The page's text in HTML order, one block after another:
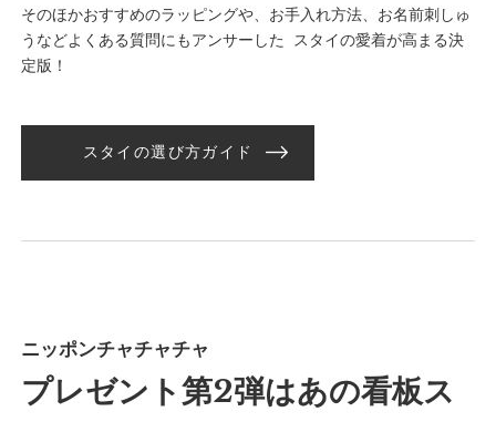
そのほかおすすめのラッピングや、お手入れ方法、お名前刺しゅ
うなどよくある質問にもアンサーした スタイの愛着が高まる決
定版！
スタイの選び方ガイド
ニッポンチャチャチャ
プレゼント第2弾はあの看板ス